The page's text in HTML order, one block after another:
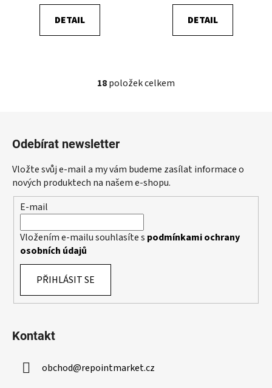
DETAIL DETAIL
O
c
í
p
k
i
18položek celkem
Odebírat newsletter
Vložte svůj e-mail a my vám budeme zasílat informace o
nových produktech na našem e-shopu.
E-mail
Vložením e-mailu souhlasíte s podmínkami ochrany
osobních údajů
PŘIHLÁSIT SE
Kontakt
obchod@repointmarket.cz